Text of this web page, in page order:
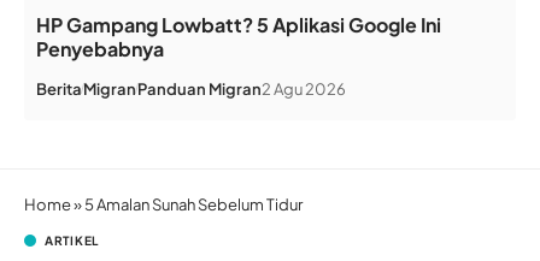
HP Gampang Lowbatt? 5 Aplikasi Google Ini
Penyebabnya
BeritaMigranPanduan Migran2 Agu 2026
Home»5 Amalan Sunah Sebelum Tidur
ARTIKEL